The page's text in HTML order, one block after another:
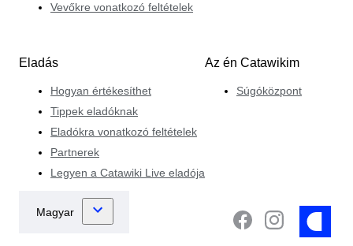
Vevőkre vonatkozó feltételek
Eladás
Hogyan értékesíthet
Tippek eladóknak
Eladókra vonatkozó feltételek
Partnerek
Legyen a Catawiki Live eladója
Az én Catawikim
Súgóközpont